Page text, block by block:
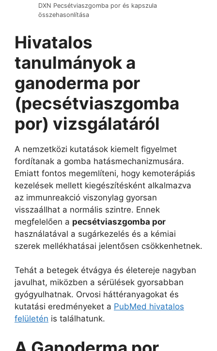
DXN Pecsétviaszgomba por és kapszula
összehasonlítása
Hivatalos
tanulmányok a
ganoderma por
(pecsétviaszgomba
por) vizsgálatáról
A nemzetközi kutatások kiemelt figyelmet
fordítanak a gomba hatásmechanizmusára.
Emiatt fontos megemlíteni, hogy kemoterápiás
kezelések mellett kiegészítésként alkalmazva
az immunreakció viszonylag gyorsan
visszaállhat a normális szintre. Ennek
megfelelően a pecsétviaszgomba por
használatával a sugárkezelés és a kémiai
szerek mellékhatásai jelentősen csökkenhetnek.
Tehát a betegek étvágya és életereje nagyban
javulhat, miközben a sérülések gyorsabban
gyógyulhatnak. Orvosi háttéranyagokat és
kutatási eredményeket a PubMed hivatalos
felületén is találhatunk.